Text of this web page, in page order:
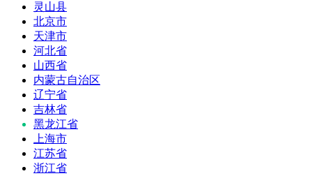
灵山县
北京市
天津市
河北省
山西省
内蒙古自治区
辽宁省
吉林省
黑龙江省
上海市
江苏省
浙江省